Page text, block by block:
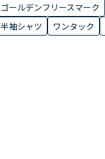
ゴールデンフリースマーク
半袖シャツ
ワンタック